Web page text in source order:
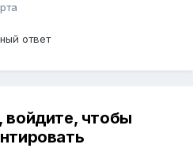
ответ
войдите, чтобы